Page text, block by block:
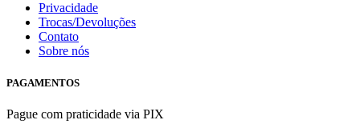
Privacidade
Trocas/Devoluções
Contato
Sobre nós
PAGAMENTOS
Pague com praticidade via PIX